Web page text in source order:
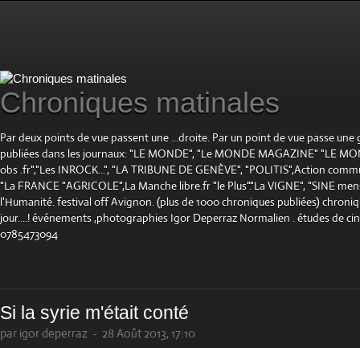
Chroniques matinales
Par deux points de vue passent une ...droite. Par un point de vue passe
publiées dans les journaux: "LE MONDE", "Le MONDE MAGAZINE" "LE
obs .fr","Les INROCK...", "LA TRIBUNE DE GENÈVE", "POLITIS",Action
"La FRANCE "AGRICOLE",La Manche libre.fr "le Plus"."La VIGNE", "SINE
l'Humanité. festival off Avignon. (plus de 1000 chroniques publiées)
jour....! événements ,photographies Igor Deperraz Normalien . études de
0785473094
Si la syrie m'était conté
par igor deperraz - 28 Août 2013, 17:10